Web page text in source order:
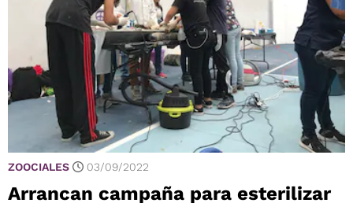
ZOOCIALES 03/09/2022
Arrancan campaña para esterilizar